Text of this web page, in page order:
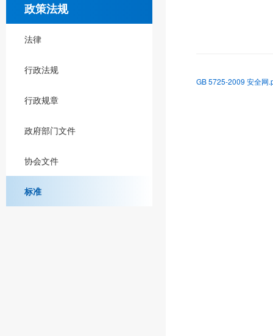
政策法规
法律
行政法规
行政规章
政府部门文件
协会文件
标准
GB 5725-2009 安全网